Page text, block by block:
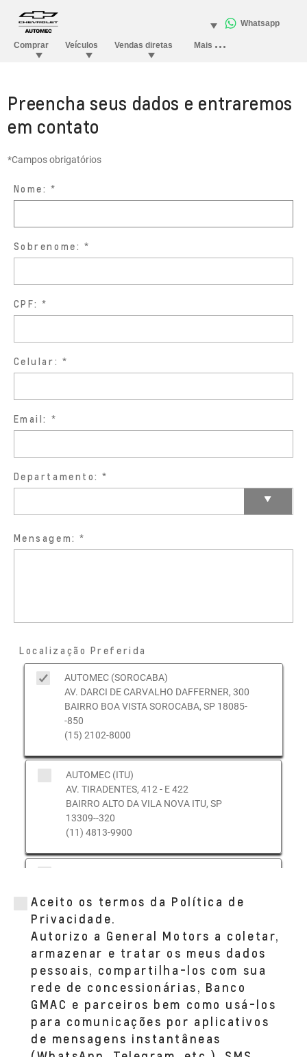
Preencha seus dados e entraremos
em contato
*Campos obrigatórios
Nome:
Sobrenome:
CPF:
Celular:
Email:
Departamento:
Mensagem:
Localização Preferida
AUTOMEC (SOROCABA)
AV. DARCI DE CARVALHO DAFFERNER, 300
BAIRRO BOA VISTA SOROCABA, SP 18085-
-850
(15) 2102-8000
AUTOMEC (ITU)
AV. TIRADENTES, 412 - E 422
BAIRRO ALTO DA VILA NOVA ITU, SP
13309--320
(11) 4813-9900
BAIRRO - VILA CHAMPAGNAT FRANCA, SP
14400--770
(16) 3111-5000
AUTOMEC (LIMEIRA)
VIA ANTONIO CRUAÑES FILHO, 4350
BAIRRO COLINAS DE SÃO JOÃO LIMEIRA,
SP 13481--287
(19) 3446-7800
Aceito os termos da Política de
Privacidade.
Autorizo a General Motors a coletar,
armazenar e tratar os meus dados
pessoais, compartilha-los com sua
rede de concessionárias, Banco
GMAC e parceiros bem como usá-los
para comunicações por aplicativos
de mensagens instantâneas